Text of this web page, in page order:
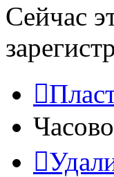
Сейчас